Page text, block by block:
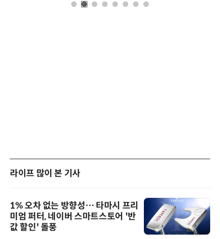
라이프 많이 본 기사
1% 오차 없는 방향성… 타마시 프리
미엄 퍼터, 네이버 스마트스토어 '반
값 할인' 돌풍